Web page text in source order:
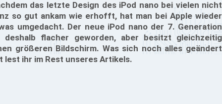
das letzte Design des iPod nano bei vielen nicht
so gut ankam wie erhofft, hat man bei Apple wieder
umgedacht. Der neue iPod nano der 7. Generation
deshalb flacher geworden, aber besitzt gleichzeitig
größeren Bildschirm. Was sich noch alles geändert
lest ihr im Rest unseres Artikels.